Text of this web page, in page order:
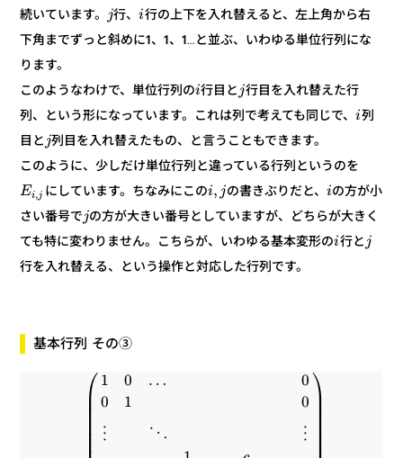
続いています。 j行、i行の上下を入れ替えると、左上角から右
下角までずっと斜めに1、1、1…と並ぶ、いわゆる単位行列にな
ります。
このようなわけで、単位行列のi行目と j行目を入れ替えた行
列、という形になっています。これは列で考えても同じで、i列
目と j列目を入れ替えたもの、と言うこともできます。
このように、少しだけ単位行列と違っている行列というのを
Ei,j にしています。ちなみにこのi, jの書きぶりだと、 iの方が小
さい番号でjの方が大きい番号としていますが、どちらが大きく
ても特に変わりません。こちらが、いわゆる基本変形のi行と j
行を入れ替える、という操作と対応した行列です。
基本行列 その③
⎛
⎜⎜⎜⎜⎜
1
0
⋮
0
1
…
⋱
0
0
⋮
⎞⎟⎟⎟⎟⎟⎟